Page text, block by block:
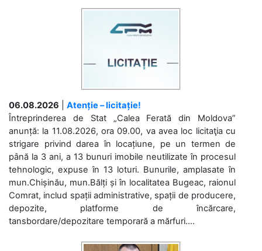
06.08.2026
Atenție – licitație!
Întreprinderea de Stat „Calea Ferată din Moldova”
anunță: la 11.08.2026, ora 09.00, va avea loc licitaţia cu
strigare privind darea în locațiune, pe un termen de
până la 3 ani, a 13 bunuri imobile neutilizate în procesul
tehnologic, expuse în 13 loturi. Bunurile, amplasate în
mun.Chișinău, mun.Bălți și în localitatea Bugeac, raionul
Comrat, includ spații administrative, spații de producere,
depozite, platforme de încărcare,
tansbordare/depozitare temporară a mărfuri....